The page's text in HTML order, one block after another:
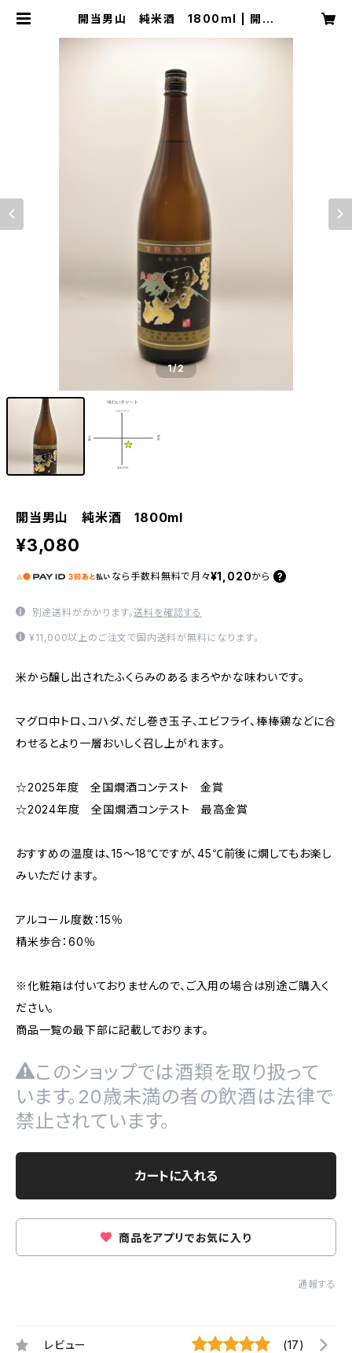
開当男山 純米酒 1800ml | 開当
1/2
開当男山 純米酒 1800ml
¥3,080
なら 手数料無料で 月々¥1,020から
別途送料がかかります。送料を確認する
¥11,000以上のご注文で国内送料が無料になります。
米から醸し出されたふくらみのあるまろやかな味わいです。
マグロ中トロ、コハダ、だし巻き玉子、エビフライ、棒棒鶏などに合
わせるとより一層おいしく召し上がれます。
☆2025年度 全国燗酒コンテスト 金賞
☆2024年度 全国燗酒コンテスト 最高金賞
おすすめの温度は、15～18℃ですが、45℃前後に燗してもお楽し
みいただけます。
アルコール度数：15％
精米歩合：60％
※化粧箱は付いておりませんので、ご入用の場合は別途ご購入く
ださい。
商品一覧の最下部に記載しております。
このショップでは酒類を取り扱って
います。20歳未満の者の飲酒は法律で
禁止されています。
カートに入れる
商品をアプリでお気に入り
通報する
レビュー (17)